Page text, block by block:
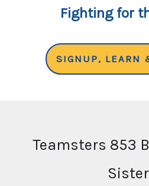
Fighting for
SIGNUP, LEARN
Teamsters 853